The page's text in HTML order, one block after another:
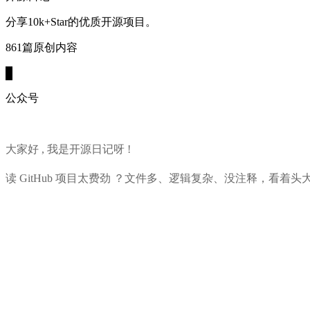
分享10k+Star的优质开源项目。
861篇原创内容
公众号
大家好 , 我是开源日记呀 !
读 GitHub 项目太费劲 ？文件多、逻辑复杂、没注释，看着头